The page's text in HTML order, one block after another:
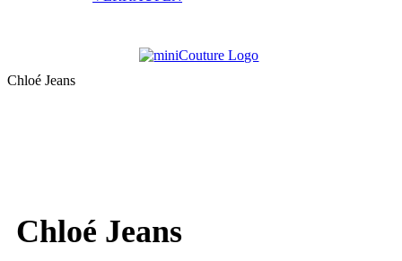
Chloé Jeans
Chloé Jeans